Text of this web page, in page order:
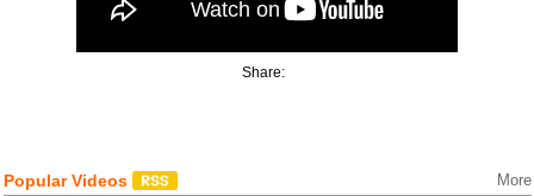
Share:
Popular Videos More